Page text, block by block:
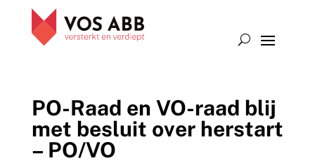
PO-Raad en VO-raad blij
met besluit over herstart
– PO/VO